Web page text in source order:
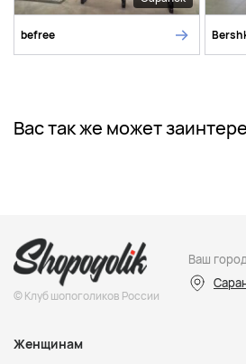
befree
Вас так же может
© Клуб шопоголиков России
Ваш
Женщинам